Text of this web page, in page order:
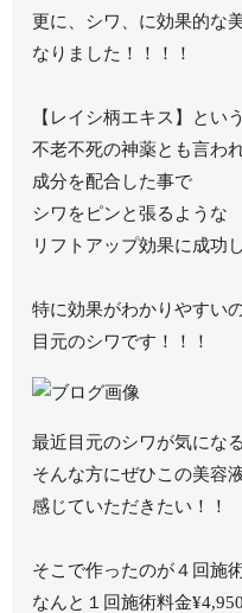
更に、シワ、に効果的な
なりました！！！！
【レイシ柄エキス】という
不老不死の神薬とも言わ
成分を配合した事で
シワをピンと張るような
リフトアップ効果に成功
特に効果がわかりやすい
目元のシワです！！！
最近目元のシワが気にな
そんな方にぜひこの美容
感じていただきたい！！
そこで作ったのが４回施
なんと１回施術料金